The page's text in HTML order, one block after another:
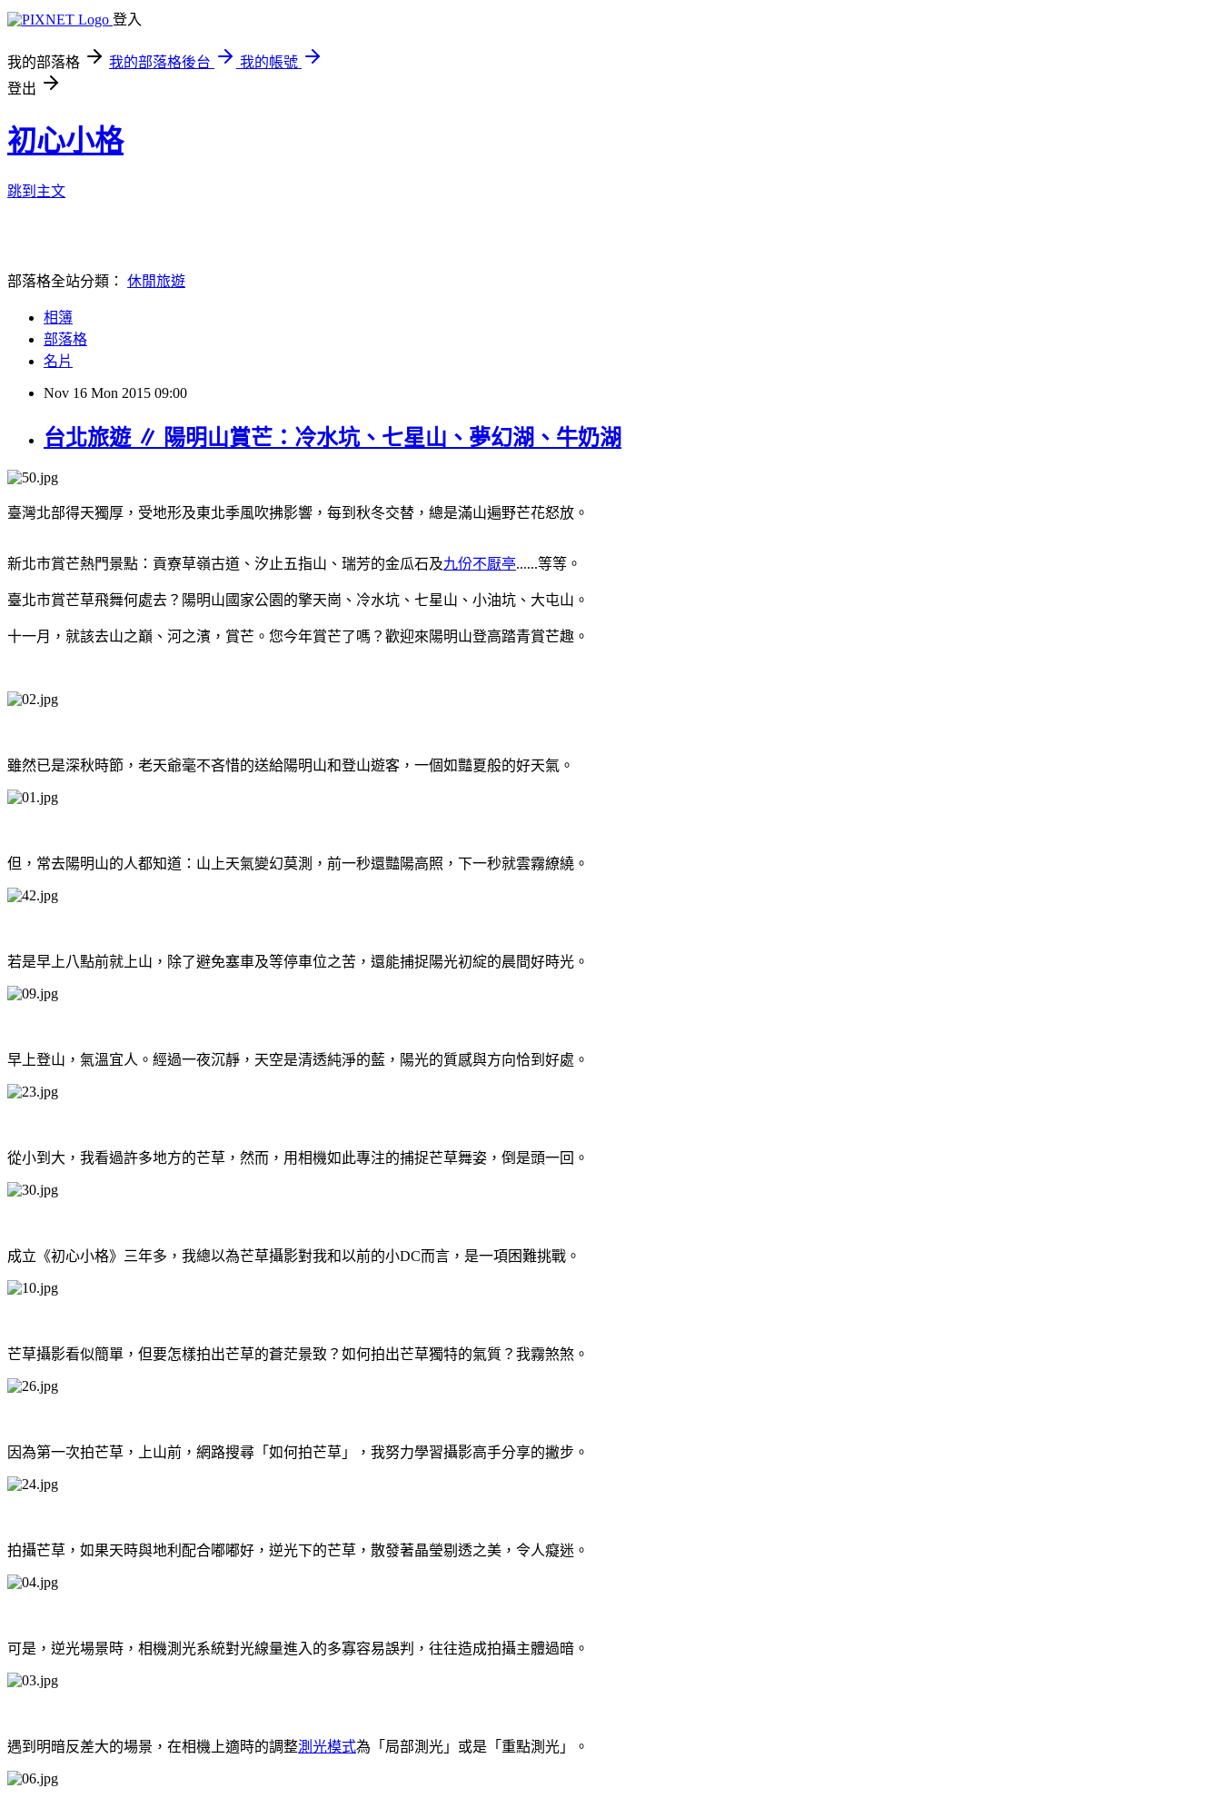
登入
我的部落格 我的部落格後台
我的帳號
登出
初心小格
跳到主文
部落格全站分類： 休閒旅遊
相簿
部落格
名片
Nov 16 Mon 2015 09:00
台北旅遊 ∥ 陽明山賞芒：冷水坑、七星山、夢幻湖、牛奶湖
臺灣北部得天獨厚，受地形及東北季風吹拂影響，每到秋冬交替，總是滿山遍野芒花怒放。
新北市賞芒熱門景點：貢寮草嶺古道、汐止五指山、瑞芳的金瓜石及九份不厭亭......等等。
臺北市賞芒草飛舞何處去？陽明山國家公園的擎天崗、冷水坑、七星山、小油坑、大屯山。
十一月，就該去山之巔、河之濱，賞芒。您今年賞芒了嗎？歡迎來陽明山登高踏青賞芒趣。
雖然已是深秋時節，老天爺毫不吝惜的送給陽明山和登山遊客，一個如豔夏般的好天氣。
但，常去陽明山的人都知道：山上天氣變幻莫測，前一秒還豔陽高照，下一秒就雲霧繚繞。
若是早上八點前就上山，除了避免塞車及等停車位之苦，還能捕捉陽光初綻的晨間好時光。
早上登山，氣溫宜人。經過一夜沉靜，天空是清透純淨的藍，陽光的質感與方向恰到好處。
從小到大，我看過許多地方的芒草，然而，用相機如此專注的捕捉芒草舞姿，倒是頭一回。
成立《初心小格》三年多，我總以為芒草攝影對我和以前的小DC而言，是一項困難挑戰。
芒草攝影看似簡單，但要怎樣拍出芒草的蒼茫景致？如何拍出芒草獨特的氣質？我霧煞煞。
因為第一次拍芒草，上山前，網路搜尋「如何拍芒草」，我努力學習攝影高手分享的撇步。
拍攝芒草，如果天時與地利配合嘟嘟好，逆光下的芒草，散發著晶瑩剔透之美，令人癡迷。
可是，逆光場景時，相機測光系統對光線量進入的多寡容易誤判，往往造成拍攝主體過暗。
遇到明暗反差大的場景，在相機上適時的調整測光模式為「局部測光」或是「重點測光」。